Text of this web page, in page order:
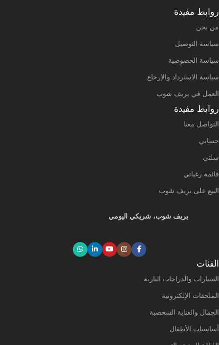
بريف شوب، شريكي اليومي
الفئات
السيارات والدراجات النارية
الملحقات الإلكترونية
الجمال والعناية الشخصية
أساسيات الأطفال
روابط مفيدة
من نحن
سياسة التوصيل
سياسة الخصوصية
سياسة الاسترداد والإرجاع
العمل في بريف شوب
روابط مفيدة
التواصل معنا
حسابي
سلتي
قائمة رغباتي
البيع على بريف شوب